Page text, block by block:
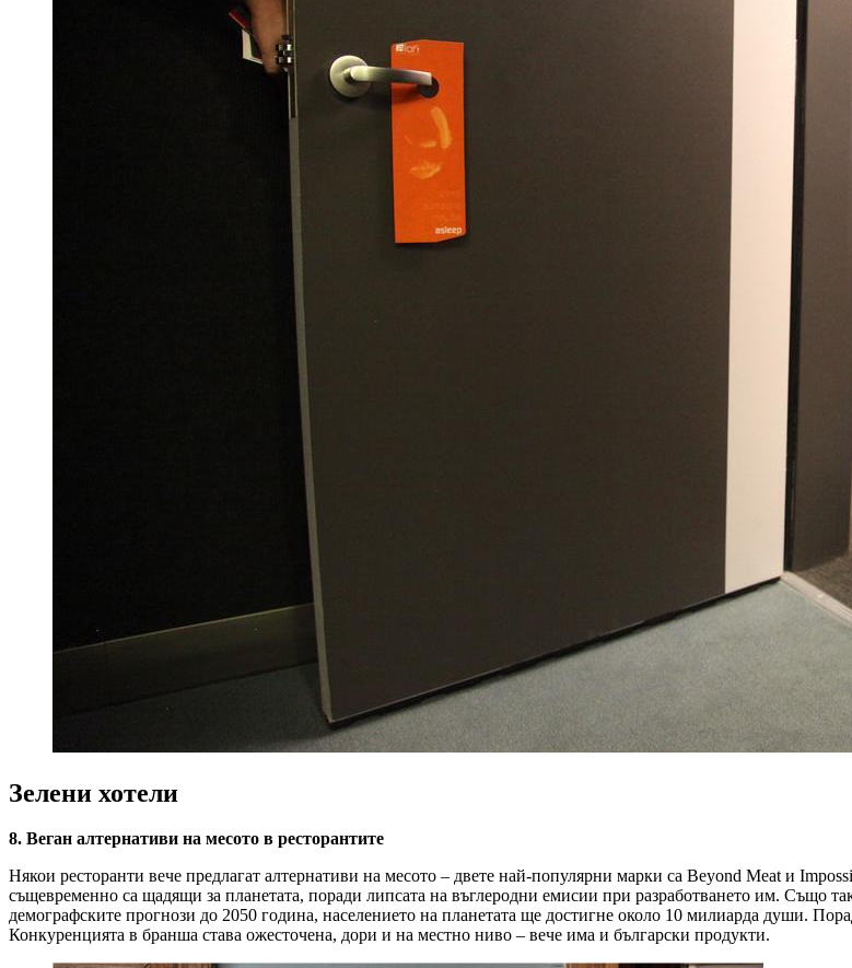
Зелени хотели
8. Веган алтернативи на месото в ресторантите
Някои ресторанти вече предлагат алтернативи на месото – двете най-популярни марки са Beyond Meat и
същевременно са щадящи за планетата, поради липсата на въглеродни емисии при разработването им. Също
демографските прогнози до 2050 година, населението на планетата ще достигне около 10 милиарда души.
Конкуренцията в бранша става ожесточена, дори и на местно ниво – вече има и български продукти.